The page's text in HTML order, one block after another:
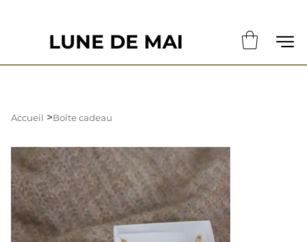
LUNE DE MAI
Accueil >Boîte cadeau